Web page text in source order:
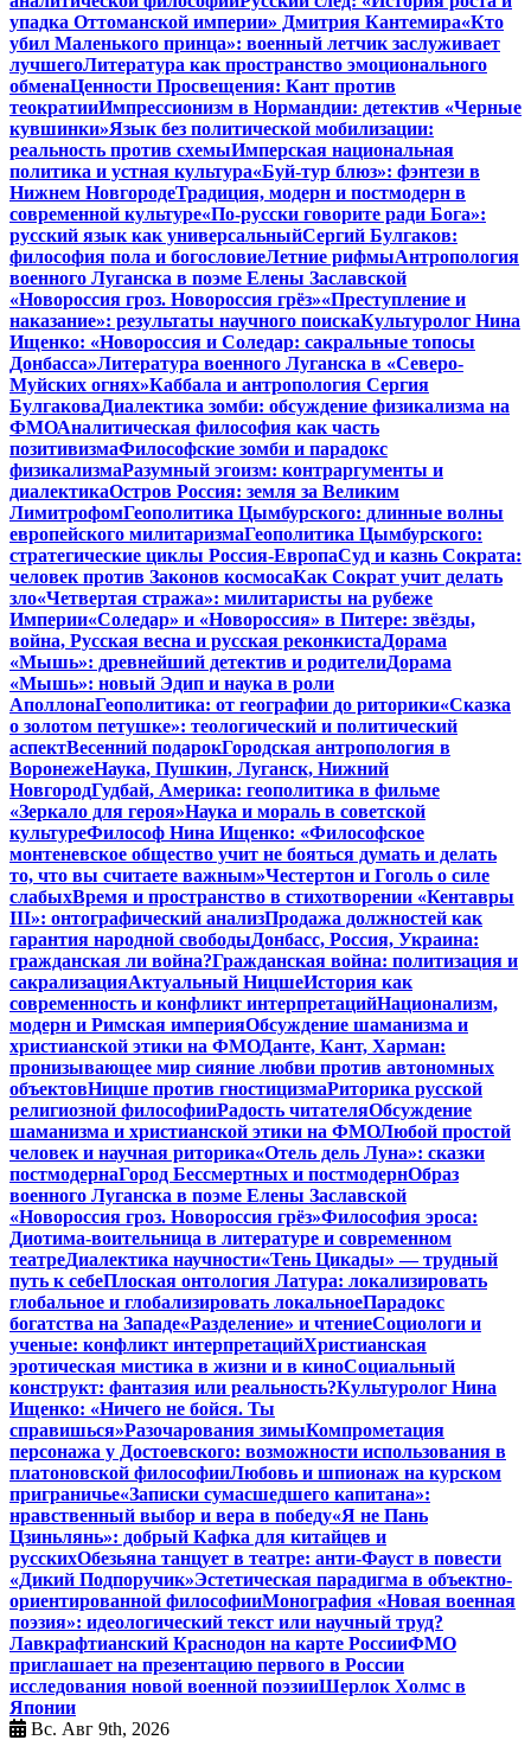
упадка Оттоманской империи» Дмитрия Кантемира«Кто
убил Маленького принца»: военный летчик заслуживает
лучшегоЛитература как пространство эмоционального
обменаЦенности Просвещения: Кант против
теократииИмпрессионизм в Нормандии: детектив «Черные
кувшинки»Язык без политической мобилизации:
реальность против схемыИмперская национальная
политика и устная культура«Буй-тур блюз»: фэнтези в
Нижнем НовгородеТрадиция, модерн и постмодерн в
современной культуре«По-русски говорите ради Бога»:
русский язык как универсальныйСергий Булгаков:
философия пола и богословиеЛетние рифмыАнтропология
военного Луганска в поэме Елены Заславской
«Новороссия гроз. Новороссия грёз»«Преступление и
наказание»: результаты научного поискаКультуролог Нина
Ищенко: «Новороссия и Соледар: сакральные топосы
Донбасса»Литература военного Луганска в «Северо-
Муйских огнях»Каббала и антропология Сергия
БулгаковаДиалектика зомби: обсуждение физикализма на
ФМОАналитическая философия как часть
позитивизмаФилософские зомби и парадокс
физикализмаРазумный эгоизм: контраргументы и
диалектикаОстров Россия: земля за Великим
ЛимитрофомГеополитика Цымбурского: длинные волны
европейского милитаризмаГеополитика Цымбурского:
стратегические циклы Россия-ЕвропаСуд и казнь Сократа:
человек против Законов космосаКак Сократ учит делать
зло«Четвертая стража»: милитаристы на рубеже
Империи«Соледар» и «Новороссия» в Питере: звёзды,
война, Русская весна и русская реконкистаДорама
«Мышь»: древнейший детектив и родителиДорама
«Мышь»: новый Эдип и наука в роли
АполлонаГеополитика: от географии до риторики«Сказка
о золотом петушке»: теологический и политический
аспектВесенний подарокГородская антропология в
ВоронежеНаука, Пушкин, Луганск, Нижний
НовгородГудбай, Америка: геополитика в фильме
«Зеркало для героя»Наука и мораль в советской
культуреФилософ Нина Ищенко: «Философское
монтеневское общество учит не бояться думать и делать
то, что вы считаете важным»Честертон и Гоголь о силе
слабыхВремя и пространство в стихотворении «Кентавры
III»: онтографический анализПродажа должностей как
гарантия народной свободыДонбасс, Россия, Украина:
гражданская ли война?Гражданская война: политизация и
сакрализацияАктуальный НицшеИстория как
современность и конфликт интерпретацийНационализм,
модерн и Римская империяОбсуждение шаманизма и
христианской этики на ФМОДанте, Кант, Харман:
пронизывающее мир сияние любви против автономных
объектовНицше против гностицизмаРиторика русской
религиозной философииРадость читателяОбсуждение
шаманизма и христианской этики на ФМОЛюбой простой
человек и научная риторика«Отель дель Луна»: сказки
постмодернаГород Бессмертных и постмодернОбраз
военного Луганска в поэме Елены Заславской
«Новороссия гроз. Новороссия грёз»Философия эроса:
Диотима-воительница в литературе и современном
театреДиалектика научности«Тень Цикады» — трудный
путь к себеПлоская онтология Латура: локализировать
глобальное и глобализировать локальноеПарадокс
богатства на Западе«Разделение» и чтениеСоциологи и
ученые: конфликт интерпретацийХристианская
эротическая мистика в жизни и в киноСоциальный
конструкт: фантазия или реальность?Культуролог Нина
Ищенко: «Ничего не бойся. Ты
справишься»Разочарования зимыКомпрометация
персонажа у Достоевского: возможности использования в
платоновской философииЛюбовь и шпионаж на курском
приграничье«Записки сумасшедшего капитана»:
нравственный выбор и вера в победу«Я не Пань
Цзиньлянь»: добрый Кафка для китайцев и
русскихОбезьяна танцует в театре: анти-Фауст в повести
«Дикий Подпоручик»Эстетическая парадигма в объектно-
ориентированной философииМонография «Новая военная
поэзия»: идеологический текст или научный труд?
Лавкрафтианский Краснодон на карте РоссииФМО
приглашает на презентацию первого в России
исследования новой военной поэзииШерлок Холмс в
Японии
Вс. Авг 9th, 2026